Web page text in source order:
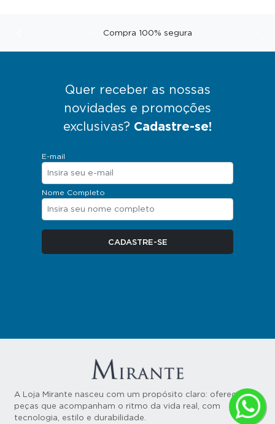
Compra 100% segura
Quer receber as nossas
novidades e promoções
exclusivas? Cadastre-se!
E-mail
Nome Completo
A Loja Mirante nasceu com um propósito claro: oferecer
peças que acompanham o ritmo da vida real, com
tecnologia, estilo e durabilidade.